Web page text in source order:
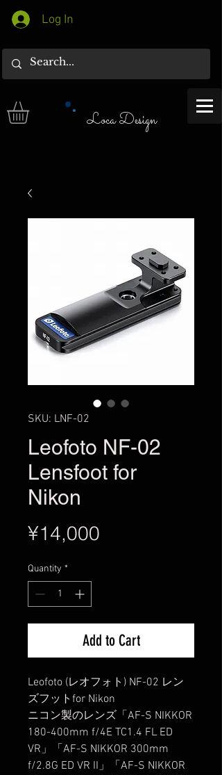
Log In
Loca Design
SKU: LNF-02
Leofoto NF-02
Lensfoot for
Nikon
¥14,000
Quantity *
Add to Cart
Leofoto (レオフォト) NF-02 レン
ズフットfor Nikon
ニコン製のレンズ「AF-S NIKKOR
180-400mm f/4E TC1.4 FL ED
VR」「AF-S NIKKOR 300mm
f/2.8G ED VR II」「AF-S NIKKOR